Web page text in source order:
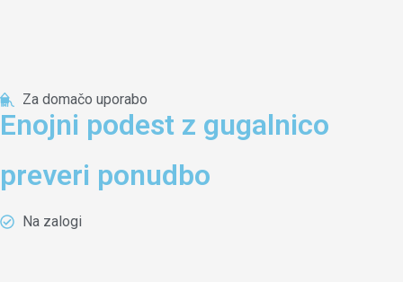
Za domačo uporabo
Enojni podest z gugalnico
preveri ponudbo
Na zalogi